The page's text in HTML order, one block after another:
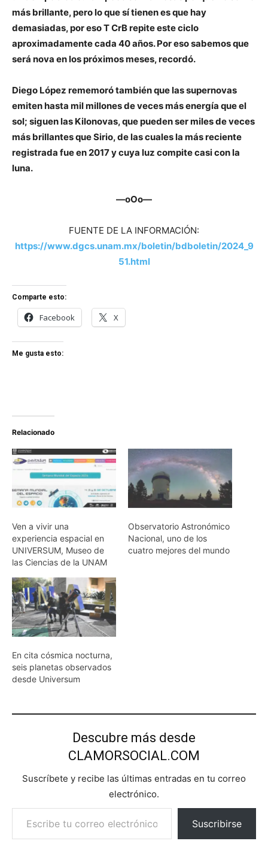
más brillante, pero lo que sí tienen es que hay
demasiadas, por eso T CrB repite este ciclo
aproximadamente cada 40 años. Por eso sabemos que
será nova en los próximos meses, recordó.
Diego López rememoró también que las supernovas
emiten hasta mil millones de veces más energía que el
sol; siguen las Kilonovas, que pueden ser miles de veces
más brillantes que Sirio, de las cuales la más reciente
registrada fue en 2017 y cuya luz compite casi con la
luna.
—oOo—
FUENTE DE LA INFORMACIÓN:
https://www.dgcs.unam.mx/boletin/bdboletin/2024_9
51.html
Comparte esto:
Facebook X
Me gusta esto:
Relacionado
Ven a vivir una
experiencia espacial en
UNIVERSUM, Museo de
las Ciencias de la UNAM
Observatorio Astronómico
Nacional, uno de los
cuatro mejores del mundo
En cita cósmica nocturna,
seis planetas observados
desde Universum
Descubre más desde
CLAMORSOCIAL.COM
Suscríbete y recibe las últimas entradas en tu correo
electrónico.
Escribe tu correo electrónico…
Suscribirse